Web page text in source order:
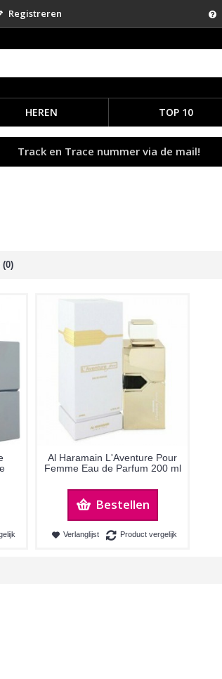
Registreren
HEREN TOP 10
Track en Trace nummer via de mail!
Al Haramain L'Aventure Pour
Femme Eau de Parfum 200 ml
Bestellen
Verlanglijst Product vergelijk